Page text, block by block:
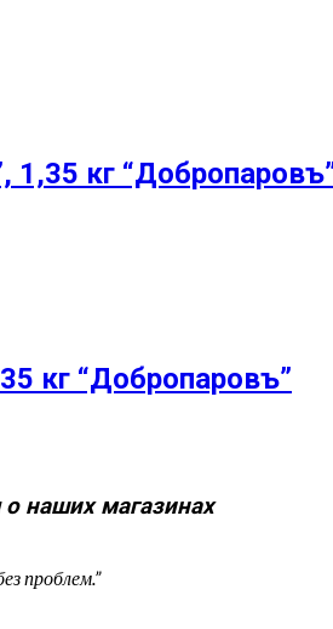
1,35 кг
кг “Добропаровъ”
наших магазинах
проблем.”